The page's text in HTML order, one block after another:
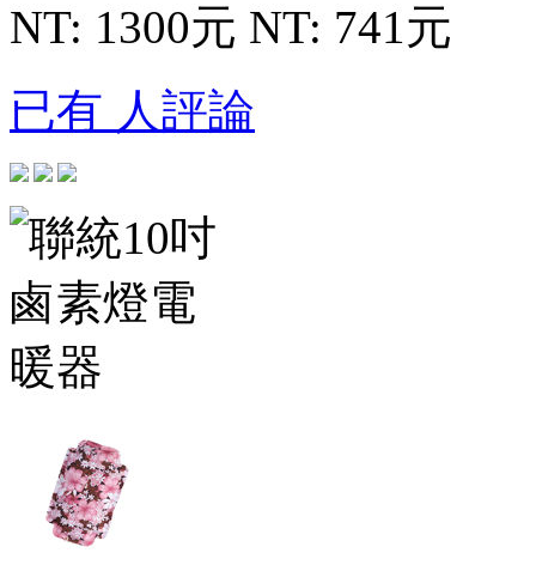
NT: 1300元 NT: 741元
已有 人評論